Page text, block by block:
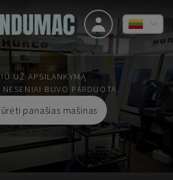
UŽ APSILANKYMĄ
NESENIAI BUVO PARDUOTA.
panašias mašinas